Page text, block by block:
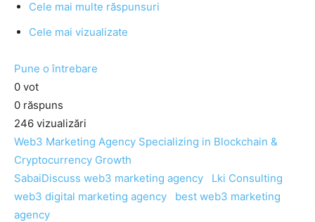
Cele mai multe răspunsuri
Cele mai vizualizate
Pune o întrebare
0 vot
0 răspuns
246 vizualizări
Web3 Marketing Agency Specializing in Blockchain &
Cryptocurrency Growth
SabaiDiscuss web3 marketing agency
Lki Consulting
web3 digital marketing agency
best web3 marketing
agency